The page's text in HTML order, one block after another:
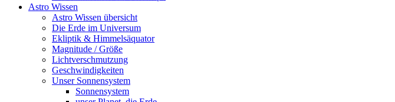
Astro Wissen
Astro Wissen übersicht
Die Erde im Universum
Ekliptik & Himmelsäquator
Magnitude / Größe
Lichtverschmutzung
Geschwindigkeiten
Unser Sonnensystem
Sonnensystem